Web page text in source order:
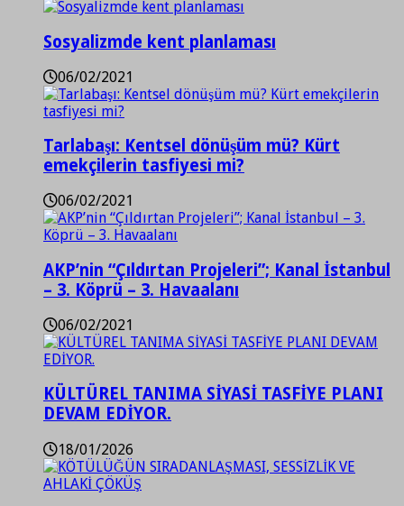
Sosyalizmde kent planlaması
06/02/2021
Tarlabaşı: Kentsel dönüşüm mü? Kürt
emekçilerin tasfiyesi mi?
06/02/2021
AKP’nin “Çıldırtan Projeleri”; Kanal İstanbul
– 3. Köprü – 3. Havaalanı
06/02/2021
KÜLTÜREL TANIMA SİYASİ TASFİYE PLANI
DEVAM EDİYOR.
18/01/2026